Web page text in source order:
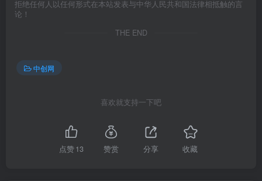
拒绝任何人以任何形式在本站发表与中华人民共和国法律相抵触的言
论！
THE END
中创网
喜欢就支持一下吧
点赞13 赞赏 分享 收藏